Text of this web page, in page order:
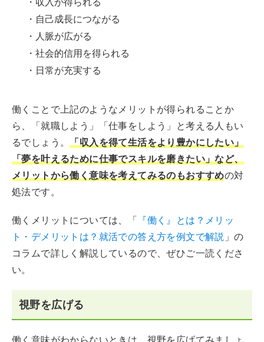
・自己成長につながる
・人脈が広がる
・社会的信用を得られる
・日常が充実する
働くことで上記のようなメリットが得られることか
ら、「就職しよう」「仕事をしよう」と考える人もい
るでしょう。「収入を得て生活をより豊かにしたい」
「夢を叶えるために仕事でスキルを磨きたい」など、
メリットから働く意味を考えてみるのもおすすめの対
処法です。
働くメリットについては、「 『働く』とは？メリッ
ト・デメリットは？就活での答え方を例文で解説 」の
コラムで詳しく解説しているので、ぜひご一読くださ
い。
視野を広げる